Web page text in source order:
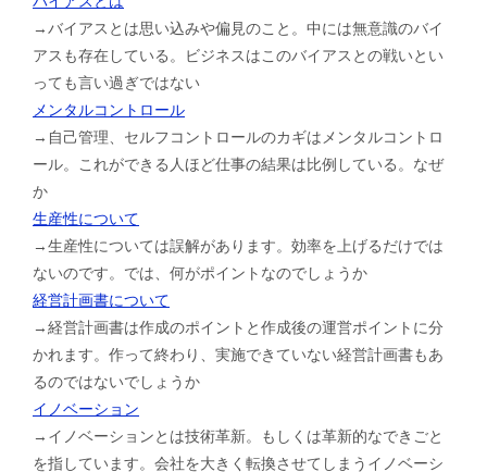
→バイアスとは思い込みや偏見のこと。中には無意識のバイ
アスも存在している。ビジネスはこのバイアスとの戦いとい
っても言い過ぎではない
メンタルコントロール
→自己管理、セルフコントロールのカギはメンタルコントロ
ール。これができる人ほど仕事の結果は比例している。なぜ
か
生産性について
→生産性については誤解があります。効率を上げるだけでは
ないのです。では、何がポイントなのでしょうか
経営計画書について
→経営計画書は作成のポイントと作成後の運営ポイントに分
かれます。作って終わり、実施できていない経営計画書もあ
るのではないでしょうか
イノベーション
→イノベーションとは技術革新。もしくは革新的なできごと
を指しています。会社を大きく転換させてしまうイノベーシ